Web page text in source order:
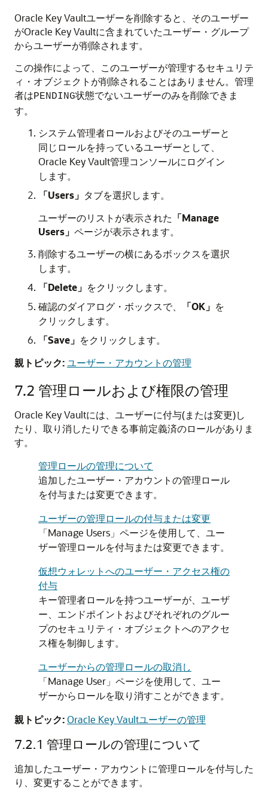
Oracle Key Vaultユーザーを削除すると、そのユーザー
がOracle Key Vaultに含まれていたユーザー・グループ
からユーザーが削除されます。
この操作によって、このユーザーが管理するセキュリテ
ィ・オブジェクトが削除されることはありません。管理
者はPENDING状態でないユーザーのみを削除できま
す。
システム管理者ロールおよびそのユーザーと
同じロールを持っているユーザーとして、
Oracle Key Vault管理コンソールにログイン
します。
「Users」 タブを選択します。
ユーザーのリストが表示された 「Manage
Users」 ページが表示されます。
削除するユーザーの横にあるボックスを選択
します。
「Delete」 をクリックします。
確認のダイアログ・ボックスで、
「OK」 を
クリックします。
「Save」 をクリックします。
親トピック:ユーザー・アカウントの管理
7.2 管理ロールおよび権限の管理
Oracle Key Vaultには、ユーザーに付与(または変更)し
たり、取り消したりできる事前定義済のロールがありま
す。
管理ロールの管理について
追加したユーザー・アカウントの管理ロール
を付与または変更できます。
ユーザーの管理ロールの付与または変更
「Manage Users」ページを使用して、ユー
ザー管理ロールを付与または変更できます。
仮想ウォレットへのユーザー・アクセス権の
付与
キー管理者ロールを持つユーザーが、ユーザ
ー、エンドポイントおよびそれぞれのグルー
プのセキュリティ・オブジェクトへのアクセ
ス権を制御します。
ユーザーからの管理ロールの取消し
「Manage User」ページを使用して、ユー
ザーからロールを取り消すことができます。
親トピック:Oracle Key Vaultユーザーの管理
7.2.1 管理ロールの管理について
追加したユーザー・アカウントに管理ロールを付与した
り、変更することができます。